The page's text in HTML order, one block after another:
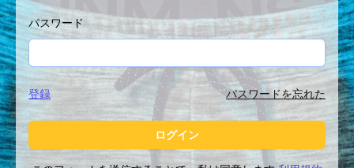
パスワード
登録 パスワードを忘れた
ログイン